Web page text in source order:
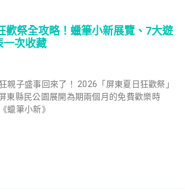
歡祭全攻略！蠟筆小新展覽、7大遊
一次收藏
親子盛事回來了！ 2026「屏東夏日狂歡祭」
東縣民公園展開為期兩個月的免費歡樂時
蠟筆小新》